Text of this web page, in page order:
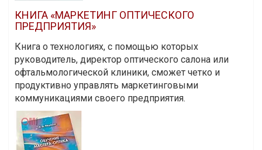
КНИГА «МАРКЕТИНГ ОПТИЧЕСКОГО
ПРЕДПРИЯТИЯ»
Книга о технологиях, с помощью которых
руководитель, директор оптического салона или
офтальмологической клиники, сможет четко и
продуктивно управлять маркетинговыми
коммуникациями своего предприятия.